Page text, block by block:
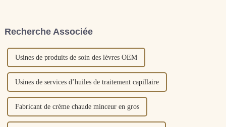
voyager librement dans la
Recherche Associée
Usines de produits de soin des lèvres OEM
Usines de services d’huiles de traitement capillaire
Fabricant de crème chaude minceur en gros